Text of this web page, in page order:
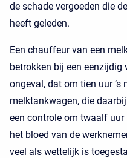
de schade vergoeden die
heeft geleden.
Een chauffeur van een
betrokken bij een eenzijdig
ongeval, dat om tien uur
melktankwagen, die
een controle om twaalf
het bloed van de
veel als wettelijk is